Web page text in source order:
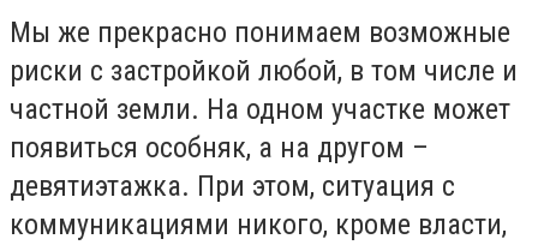
Мы же прекрасно понимаем возможные
риски с застройкой любой, в том числе и
частной земли. На одном участке может
появиться особняк, а на другом –
девятиэтажка. При этом, ситуация с
коммуникациями никого, кроме власти,